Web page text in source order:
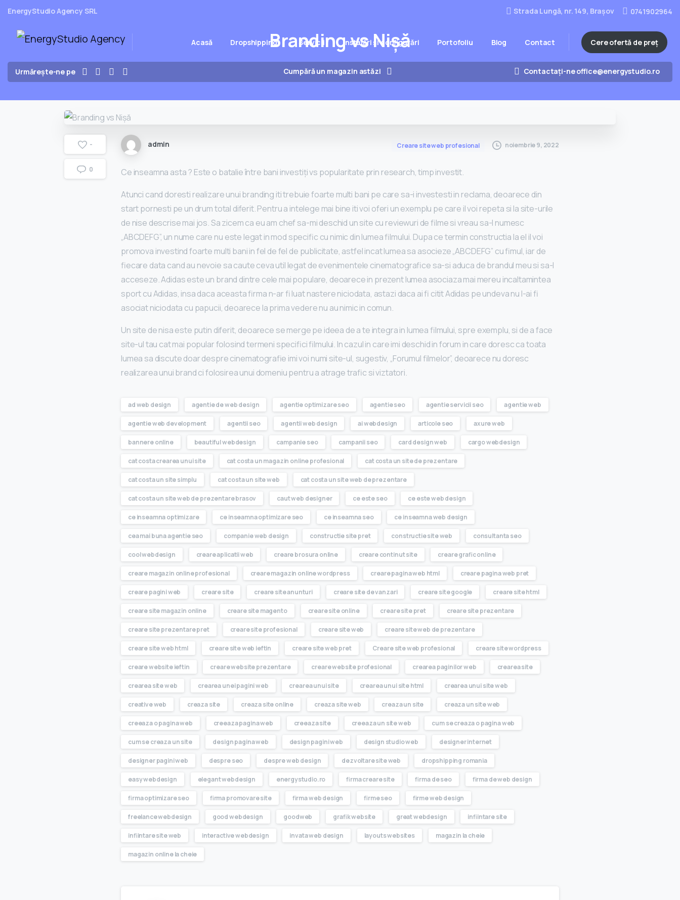
EnergyStudio Agency SRL Strada Lungă, nr. 149, Brașov 0741902964
Acasă Dropshipping* Servicii Instalări și configurări Portofoliu Blog Contact Cere ofertă de preț
Urmărește-ne pe Cumpără un magazin astăzi Contactați-ne office@energystudio.ro
Branding vs Nişă
-
0
admin Creare site web profesional noiembrie 9, 2022
Ce inseamna asta ? Este o batalie între bani investiţi vs popularitate prin research, timp investit.
Atunci cand doresti realizare unui branding iti trebuie foarte multi bani pe care sa-i investesti in reclama, deoarece din
start pornesti pe un drum total diferit. Pentru a intelege mai bine iti voi oferi un exemplu pe care il voi repeta si la site-urile
de nise descrise mai jos. Sa zicem ca eu am chef sa-mi deschid un site cu reviewuri de filme si vreau sa-l numesc
„ABCDEFG”, un nume care nu este legat in mod specific cu nimic din lumea filmului. Dupa ce termin constructia la el il voi
promova investind foarte multi bani in fel de fel de publicitate, astfel incat lumea sa asocieze „ABCDEFG” cu fimul, iar de
fiecare data cand au nevoie sa caute ceva util legat de evenimentele cinematografice sa-si aduca de brandul meu si sa-l
acceseze. Adidas este un brand dintre cele mai populare, deoarece in prezent lumea asociaza mai mereu incaltamintea
sport cu Adidas, insa daca aceasta firma n-ar fi luat nastere niciodata, astazi daca ai fi citit Adidas pe undeva nu l-ai fi
asociat niciodata cu papucii, deoarece la prima vedere nu au nimic in comun.
Un site de nisa este putin diferit, deoarece se merge pe ideea de a te integra in lumea filmului, spre exemplu, si de a face
site-ul tau cat mai popular folosind termeni specifici filmului. In cazul in care imi deschid in forum in care doresc ca toata
lumea sa discute doar despre cinematografie imi voi numi site-ul, sugestiv, „Forumul filmelor”, deoarece nu doresc
realizarea unui brand ci folosirea unui domeniu pentru a atrage trafic si viztatori.
ad web design agentie de web design agentie optimizare seo agentie seo agentie servicii seo agentie web
agentie web development agentii seo agentii web design ai webdesign articole seo axure web
bannere online beautiful webdesign campanie seo campanii seo card design web cargo webdesign
cat costa crearea unui site cat costa un magazin online profesional cat costa un site de prezentare
cat costa un site simplu cat costa un site web cat costa un site web de prezentare
cat costa un site web de prezentare brasov caut web designer ce este seo ce este web design
ce inseamna optimizare ce inseamna optimizare seo ce inseamna seo ce inseamna web design
cea mai buna agentie seo companie web design constructie site pret constructie site web consultanta seo
cool webdesign creare aplicatii web creare brosura online creare continut site creare grafic online
creare magazin online profesional creare magazin online wordpress creare pagina web html creare pagina web pret
creare pagini web creare site creare site anunturi creare site de vanzari creare site google creare site html
creare site magazin online creare site magento creare site online creare site pret creare site prezentare
creare site prezentare pret creare site profesional creare site web creare site web de prezentare
creare site web html creare site web ieftin creare site web pret Creare site web profesional creare site wordpress
creare website ieftin creare website prezentare creare website profesional crearea paginilor web crearea site
crearea site web crearea unei pagini web crearea unui site crearea unui site html crearea unui site web
creative web creaza site creaza site online creaza site web creaza un site creaza un site web
creeaza o pagina web creeaza pagina web creeaza site creeaza un site web cum se creaza o pagina web
cum se creaza un site design pagina web design pagini web design studio web designer internet
designer pagini web despre seo despre web design dezvoltare site web dropshipping romania
easy webdesign elegant webdesign energystudio.ro firma creare site firma de seo firma de web design
firma optimizare seo firma promovare site firma web design firme seo firme web design
freelance webdesign good webdesign goodweb grafik website great webdesign infiintare site
infiintare site web interactive webdesign invata web design layouts websites magazin la cheie
magazin online la cheie